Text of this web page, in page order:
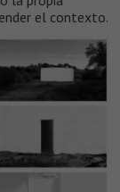
el contexto.